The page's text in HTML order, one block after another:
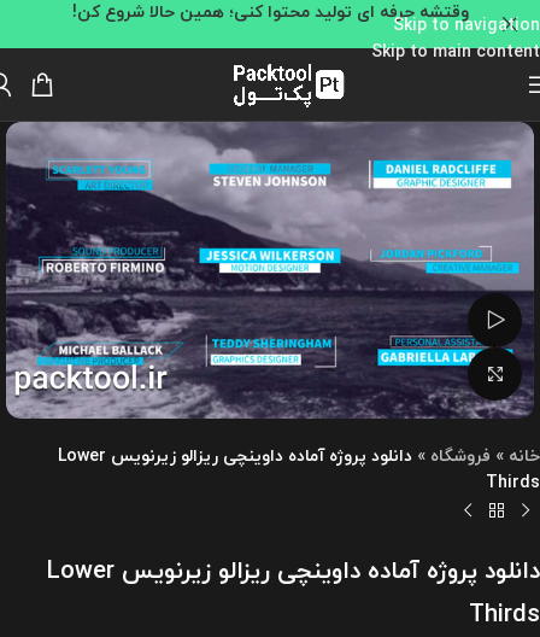
Skip to navigation
Skip to main content
وقتشه حرفه ای تولید محتوا کنی؛ همین حالا شروع کن!
تماشای ویدئو
بزرگنمایی تصویر
خانه » فروشگاه »
دانلود پروژه آماده داوینچی ریزالو زیرنویس Lower
Thirds
دانلود پروژه آماده داوینچی ریزالو زیرنویس Lower
Thirds